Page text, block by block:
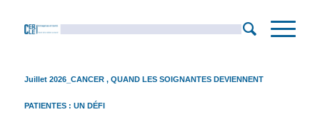
Juillet 2026_CANCER , QUAND LES SOIGNANTES DEVIENNENT
PATIENTES : UN DÉFI